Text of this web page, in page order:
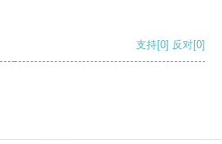
支持[0] 反对[0]